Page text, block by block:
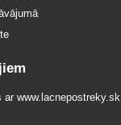
ar www.lacnepostreky.sk